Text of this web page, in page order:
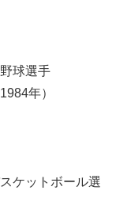
球選手
年）
スケットボール選